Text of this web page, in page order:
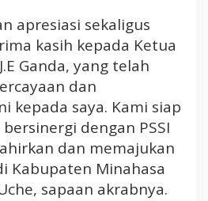
apresiasi sekaligus
kasih kepada Ketua
Ganda, yang telah
dan
kepada saya. Kami siap
dengan PSSI
dan memajukan
Kabupaten Minahasa
sapaan akrabnya.